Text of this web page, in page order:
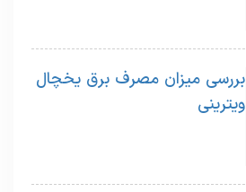
بررسی میزان مصرف برق یخچال
ویترینی